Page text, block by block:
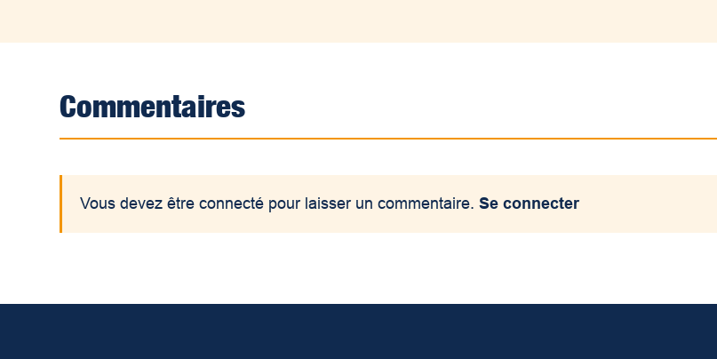
Commentaires
Vous devez être connecté pour laisser un commentaire.Se connecter